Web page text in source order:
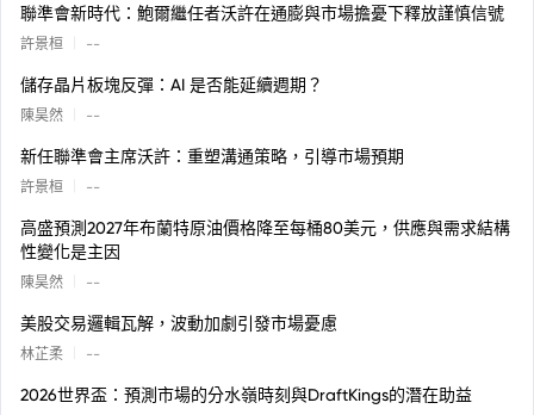
聯準會新時代：鮑爾繼任者沃許在通膨與市場擔憂下釋放謹慎信號
許景桓 --
儲存晶片板塊反彈：AI 是否能延續週期？
陳昊然 --
新任聯準會主席沃許：重塑溝通策略，引導市場預期
許景桓 --
高盛預測2027年布蘭特原油價格降至每桶80美元，供應與需求結構
性變化是主因
陳昊然 --
美股交易邏輯瓦解，波動加劇引發市場憂慮
林芷柔 --
2026世界盃：預測市場的分水嶺時刻與DraftKings的潛在助益